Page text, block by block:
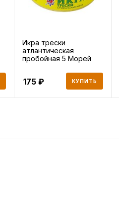
Икра трески
атлантическая
пробойная 5 Морей
175 КУПИТЬ